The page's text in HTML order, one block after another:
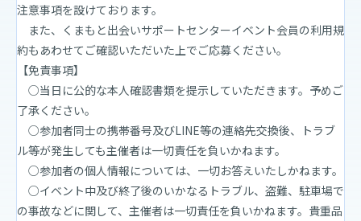
注意事項を設けております。
また、くまもと出会いサポートセンターイベント会員の利用規
約もあわせてご確認いただいた上でご応募ください。
【免責事項】
○当日に公的な本人確認書類を提示していただきます。予めご
了承ください。
○参加者同士の携帯番号及びLINE等の連絡先交換後、トラブ
ル等が発生しても主催者は一切責任を負いかねます。
○参加者の個人情報については、一切お答えいたしかねます。
○イベント中及び終了後のいかなるトラブル、盗難、駐車場で
の事故などに関して、主催者は一切責任を負いかねます。貴重品